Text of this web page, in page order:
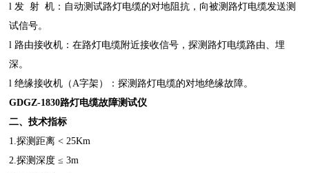
l 发 射 机：自动测试路灯电缆的对地阻抗，向被测路灯电缆发送测
试信号。
l 路由接收机：在路灯电缆附近接收信号，探测路灯电缆路由、埋
深。
l绝缘接收机（ A字架）：探测路灯电缆的对地绝缘故障。
GDGZ-1830路灯电缆故障测试仪
二、技术指标
1.探测距离 < 25Km
2.探测深度 ≤ 3m